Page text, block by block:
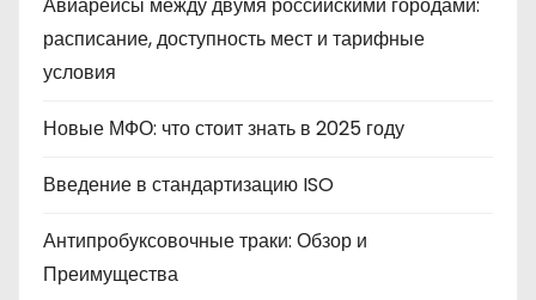
расписание, доступность мест и тарифные
условия
Новые МФО: что стоит знать в 2025 году
Введение в стандартизацию ISO
Антипробуксовочные траки: Обзор и
Преимущества